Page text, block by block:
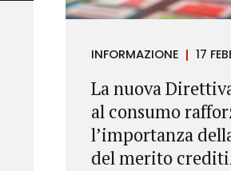
INFORMAZIONE 17
La nuova
al consumo
l’importanza
del merito